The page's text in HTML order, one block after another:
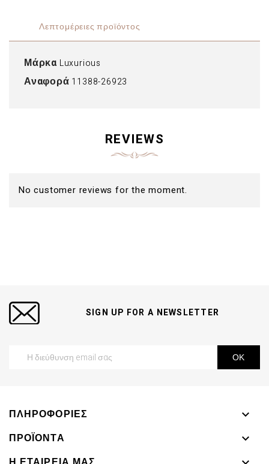
Λεπτομέρειες προϊόντος
Μάρκα Luxurious
Αναφορά 11388-26923
REVIEWS
No customer reviews for the moment.
SIGN UP FOR A NEWSLETTER
ΠΛΗΡΟΦΟΡΊΕΣ

ΠΡΟΪΌΝΤΑ
